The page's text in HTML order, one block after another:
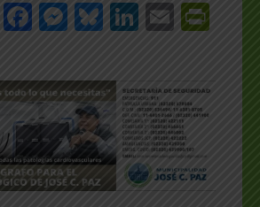
Telegram
Facebook
Messenger
Bluesky
LinkedIn
Email